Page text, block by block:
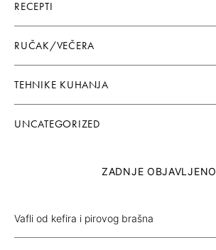
RECEPTI
RUČAK/VEČERA
TEHNIKE KUHANJA
UNCATEGORIZED
ZADNJE OBJAVLJENO
Vafli od kefira i pirovog brašna